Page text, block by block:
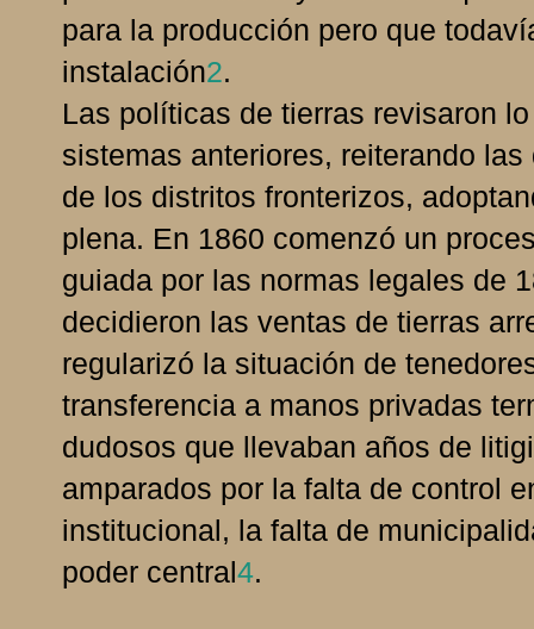
para la producción pero que
instalación2.
Las políticas de tierras revisaron
sistemas anteriores, reiterando
de los distritos fronterizos,
plena. En 1860 comenzó un
guiada por las normas legales de
decidieron las ventas de tierras
regularizó la situación de
transferencia a manos privadas
dudosos que llevaban años de
amparados por la falta de control
institucional, la falta de
poder central4.